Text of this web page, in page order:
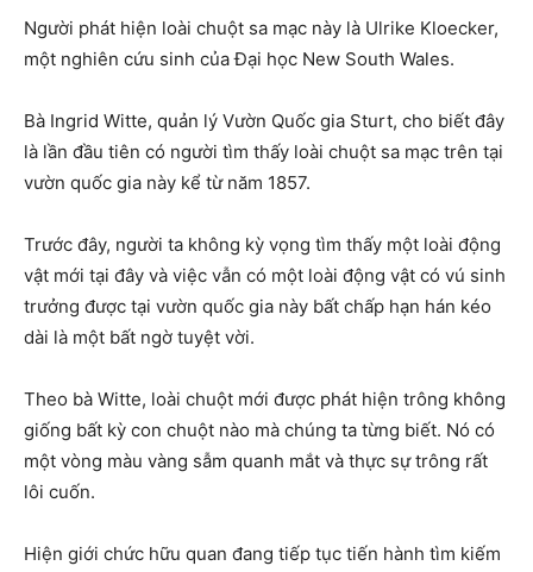
Người phát hiện loài chuột sa mạc này là Ulrike Kloecker,
một nghiên cứu sinh của Đại học New South Wales.
Bà Ingrid Witte, quản lý Vườn Quốc gia Sturt, cho biết đây
là lần đầu tiên có người tìm thấy loài chuột sa mạc trên tại
vườn quốc gia này kể từ năm 1857.
Trước đây, người ta không kỳ vọng tìm thấy một loài động
vật mới tại đây và việc vẫn có một loài động vật có vú sinh
trưởng được tại vườn quốc gia này bất chấp hạn hán kéo
dài là một bất ngờ tuyệt vời.
Theo bà Witte, loài chuột mới được phát hiện trông không
giống bất kỳ con chuột nào mà chúng ta từng biết. Nó có
một vòng màu vàng sẫm quanh mắt và thực sự trông rất
lôi cuốn.
Hiện giới chức hữu quan đang tiếp tục tiến hành tìm kiếm